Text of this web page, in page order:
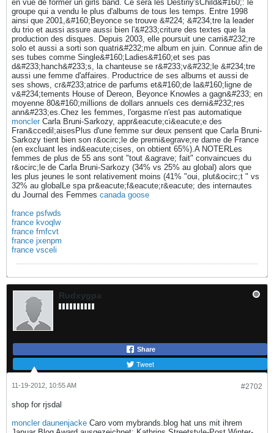
en vue de former un girls band. Ce sera les Destiny'sChild&#160;: le
groupe qui a vendu le plus d'albums de tous les temps. Entre 1998
ainsi que 2001,&#160;Beyonce se trouve &#224; &#234;tre la leader
du trio et aussi assure aussi bien l'&#233;criture des textes que la
production des disques. Depuis 2003, elle poursuit une carri&#232;re
solo et aussi a sorti son quatri&#232;me album en juin. Connue afin de
ses tubes comme Single&#160;Ladies&#160;et ses pas
d&#233;hanch&#233;s, la chanteuse se r&#233;v&#232;le &#234;tre
aussi une femme d'affaires. Productrice de ses albums et aussi de
ses shows, cr&#233;atrice de parfums et&#160;de la&#160;ligne de
v&#234;tements House of Dereon, Beyonce Knowles a gagn&#233; en
moyenne 80&#160;millions de dollars annuels ces derni&#232;res
ann&#233;es.Chez les femmes, l'orgasme n'est pas automatique
moncler Carla Bruni-Sarkozy, appr&eacute;ci&eacute;e des
Fran&ccedil;aisesPlus d'une femme sur deux pensent que Carla Bruni-
Sarkozy tient bien son r&ocirc;le de premi&egrave;re dame de France
(en excluant les ind&eacute;cises, on obtient 65%).A NOTERLes
femmes de plus de 55 ans sont "tout &agrave; fait" convaincues du
r&ocirc;le de Carla Bruni-Sarkozy (34% vs 25% au global) alors que
les plus jeunes le sont relativement moins (41% "oui, plut&ocirc;t " vs
32% au globalLe spa pr&eacute;f&eacute;r&eacute; des internautes
du Journal des Femmes canada goose
france psfwds
france kvoqlw
france fmfcvt
france jxenpm
france vsceli
Rudxygpa
Share
Tweet
#2702
11-19-2012, 10:55 AM
shop for rjsdal
moncler daunenjacke Caro vom mybrands.blog hat uns mit ihrem